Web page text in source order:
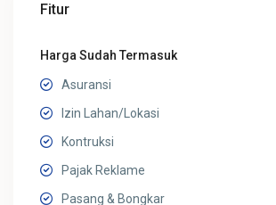
Fitur
Harga Sudah Termasuk
Asuransi
Izin Lahan/Lokasi
Kontruksi
Pajak Reklame
Pasang & Bongkar